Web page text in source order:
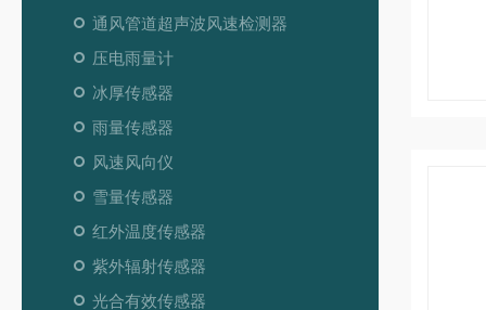
通风管道超声波风速检测器
压电雨量计
冰厚传感器
雨量传感器
风速风向仪
雪量传感器
红外温度传感器
紫外辐射传感器
光合有效传感器